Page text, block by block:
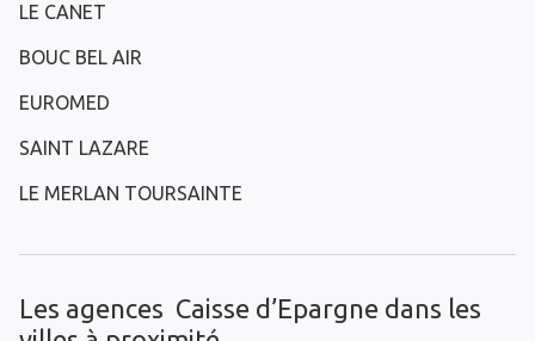
LE CANET
BOUC BEL AIR
EUROMED
SAINT LAZARE
LE MERLAN TOURSAINTE
Les agences Caisse d’Epargne dans les